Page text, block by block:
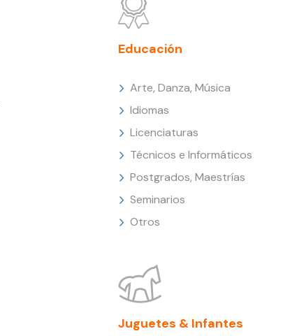
Educación
Arte, Danza, Música
Idiomas
Licenciaturas
Técnicos e Informáticos
Postgrados, Maestrías
Seminarios
Otros
Juguetes & Infantes